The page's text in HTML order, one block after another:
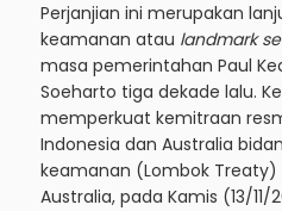
Perjanjian ini merupakan
keamanan atau landmark
masa pemerintahan Paul
Soeharto tiga dekade lalu.
memperkuat kemitraan
Indonesia dan Australia
keamanan (Lombok
Australia, pada Kamis (13/11/